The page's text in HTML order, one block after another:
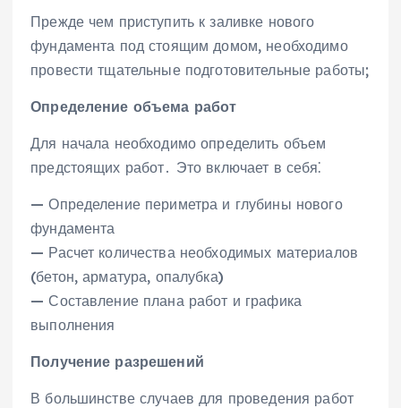
Прежде чем приступить к заливке нового
фундамента под стоящим домом‚ необходимо
провести тщательные подготовительные работы;
Определение объема работ
Для начала необходимо определить объем
предстоящих работ․ Это включает в себя⁚
— Определение периметра и глубины нового
фундамента
— Расчет количества необходимых материалов
(бетон‚ арматура‚ опалубка)
— Составление плана работ и графика
выполнения
Получение разрешений
В большинстве случаев для проведения работ